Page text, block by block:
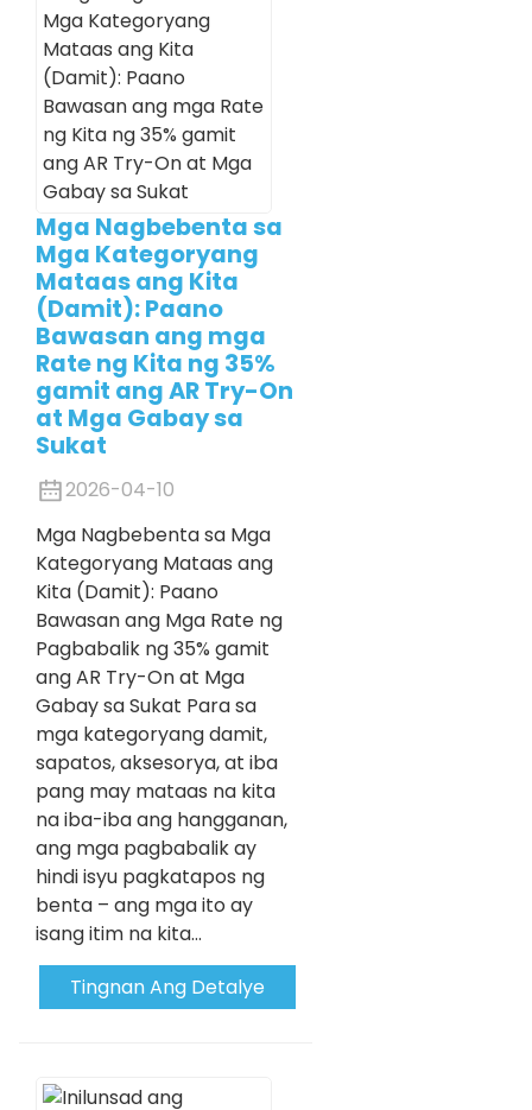
Mga Nagbebenta sa
Mga Kategoryang
Mataas ang Kita
(Damit): Paano
Bawasan ang mga
Rate ng Kita ng 35%
gamit ang AR Try-On
at Mga Gabay sa
Sukat
2026-04-10
Mga Nagbebenta sa Mga
Kategoryang Mataas ang
Kita (Damit): Paano
Bawasan ang Mga Rate ng
Pagbabalik ng 35% gamit
ang AR Try-On at Mga
Gabay sa Sukat Para sa
mga kategoryang damit,
sapatos, aksesorya, at iba
pang may mataas na kita
na iba-iba ang hangganan,
ang mga pagbabalik ay
hindi isyu pagkatapos ng
benta – ang mga ito ay
isang itim na kita...
Tingnan Ang Detalye